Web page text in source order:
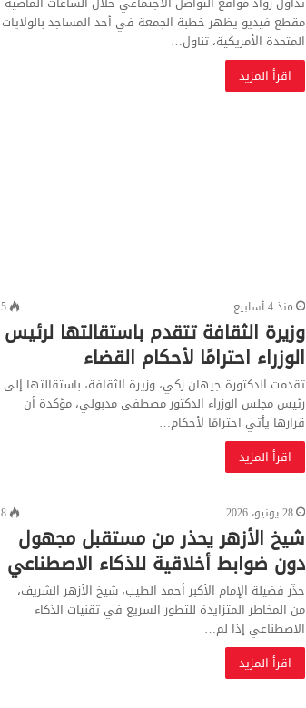
مقطع فيديو يظهر خطبة الجمعة في أحد المساجد بالولايات
المتحدة الأمريكية، تناول…
اقرأ المزيد
منذ 4 أسابيع 5
وزيرة الثقافة تتقدم باستقالتها لرئيس
الوزراء احترامًا لأحكام القضاء
تقدمت الدكتورة جيهان زكي، وزيرة الثقافة، باستقالتها إلى
رئيس مجلس الوزراء الدكتور مصطفى مدبولي، مؤكدة أن
قرارها يأتي احترامًا لأحكام…
اقرأ المزيد
28 يونيو، 2026 8
شيخ الأزهر يحذر من مستقبل مجهول
دون ضوابط أخلاقية للذكاء الاصطناعي
حذّر فضيلة الإمام الأكبر أحمد الطيب، شيخ الأزهر الشريف،
من المخاطر المتزايدة للتطور السريع في تقنيات الذكاء
الاصطناعي إذا لم…
اقرأ المزيد